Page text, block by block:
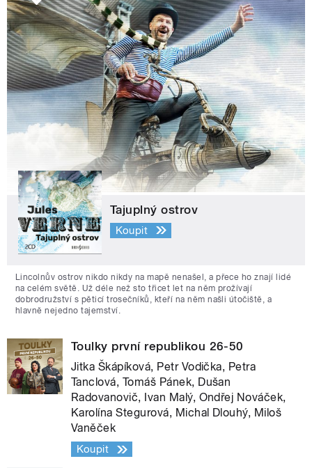
Tajuplný ostrov
Koupit
Lincolnův ostrov nikdo nikdy na mapě nenašel, a přece ho znají lidé
na celém světě. Už déle než sto třicet let na něm prožívají
dobrodružství s pěticí trosečníků, kteří na něm našli útočiště, a
hlavně nejedno tajemství.
Toulky první republikou 26-50
Jitka Škápíková, Petr Vodička, Petra
Tanclová, Tomáš Pánek, Dušan
Radovanovič, Ivan Malý, Ondřej Nováček,
Karolína Stegurová, Michal Dlouhý, Miloš
Vaněček
Koupit